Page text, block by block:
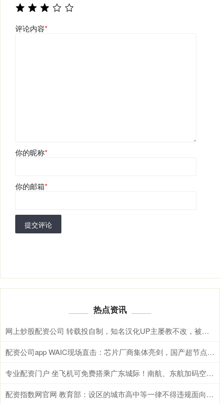
评论内容*
你的昵称*
你的邮箱*
提交评论
热点资讯
网上炒股配资公司 转载投自制，知名汉化UP主屡教不改，被官方当场抓包盗用OP！
配资公司app WAIC现场直击：芯片厂商集体亮剑，国产超节点迎来爆发
专业配资门户 坐飞机可免费搭乘广东城际！南航、东航加码空铁联运
配资指数网官网 教育部：设区的城市高中等一律不得违规面向县域掐尖招生